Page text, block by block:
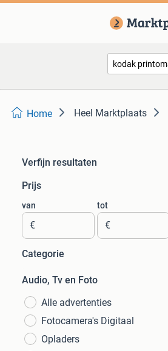
Home Heel Marktplaats
Verfijn resultaten
Prijs
van
€
tot
€
Categorie
Audio, Tv en Foto
Alle advertenties
Fotocamera's Digitaal
Opladers